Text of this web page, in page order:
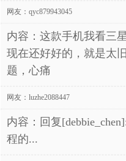
网友： qyc879943045
内容：这款手机我看三
现在还好好的，就是太
题，心痛
网友： luzhe2088447
内容：回复
程的...